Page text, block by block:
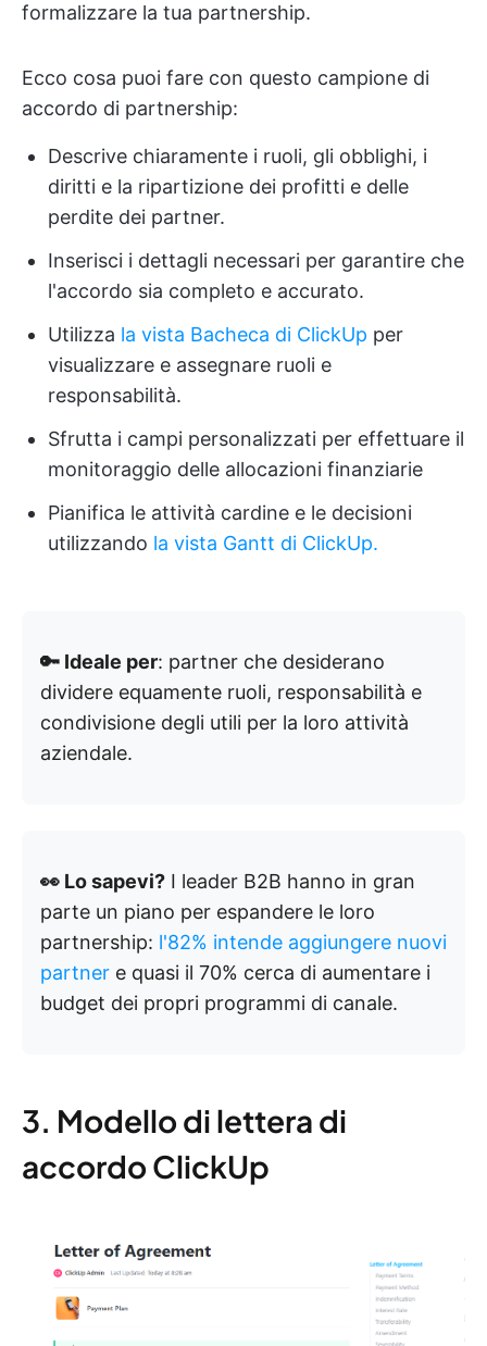
formalizzare la tua partnership.
Ecco cosa puoi fare con questo campione di
accordo di partnership:
Descrive chiaramente i ruoli, gli obblighi, i
diritti e la ripartizione dei profitti e delle
perdite dei partner.
Inserisci i dettagli necessari per garantire che
l'accordo sia completo e accurato.
Utilizza la vista Bacheca di ClickUp per
visualizzare e assegnare ruoli e
responsabilità.
Sfrutta i campi personalizzati per effettuare il
monitoraggio delle allocazioni finanziarie
Pianifica le attività cardine e le decisioni
utilizzando la vista Gantt di ClickUp.
🔑 Ideale per: partner che desiderano
dividere equamente ruoli, responsabilità e
condivisione degli utili per la loro attività
aziendale.
👀 Lo sapevi? I leader B2B hanno in gran
parte un piano per espandere le loro
partnership: l'82% intende aggiungere nuovi
partner e quasi il 70% cerca di aumentare i
budget dei propri programmi di canale.
3. Modello di lettera di
accordo ClickUp